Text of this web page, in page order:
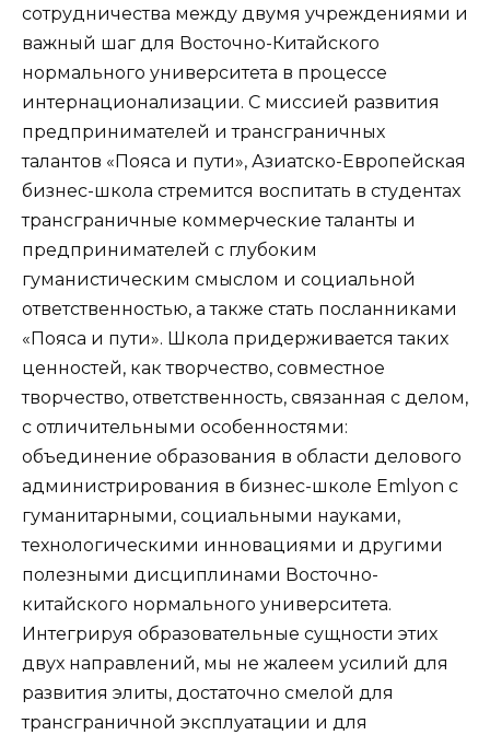
сотрудничества между двумя учреждениями и
важный шаг для Восточно-Китайского
нормального университета в процессе
интернационализации. С миссией развития
предпринимателей и трансграничных
талантов «Пояса и пути», Азиатско-Европейская
бизнес-школа стремится воспитать в студентах
трансграничные коммерческие таланты и
предпринимателей с глубоким
гуманистическим смыслом и социальной
ответственностью, а также стать посланниками
«Пояса и пути». Школа придерживается таких
ценностей, как творчество, совместное
творчество, ответственность, связанная с делом,
с отличительными особенностями:
объединение образования в области делового
администрирования в бизнес-школе Emlyon с
гуманитарными, социальными науками,
технологическими инновациями и другими
полезными дисциплинами Восточно-
китайского нормального университета.
Интегрируя образовательные сущности этих
двух направлений, мы не жалеем усилий для
развития элиты, достаточно смелой для
трансграничной эксплуатации и для